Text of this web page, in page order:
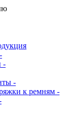
-
-
к ремням -